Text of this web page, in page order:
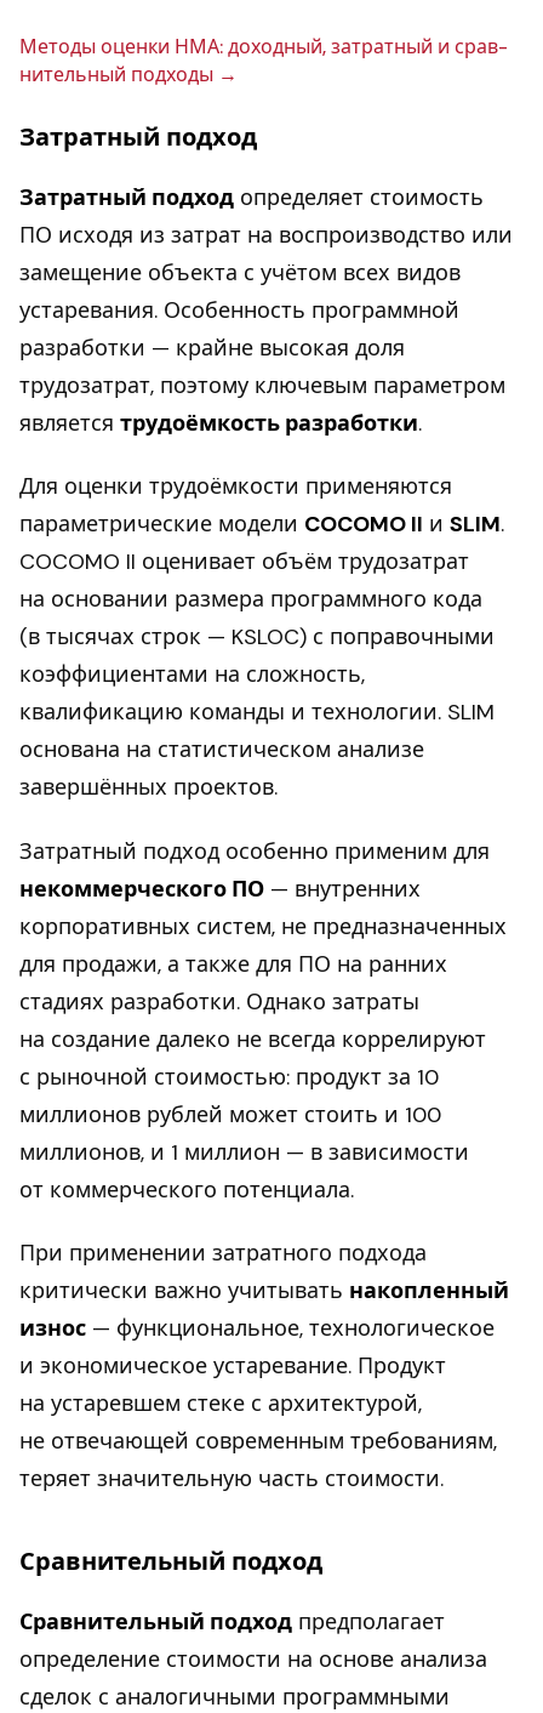
Методы оценки НМА: до­ход­ный, за­трат­ный и срав­
ни­тель­ный подходы
Затратный подход
Затратный подход определяет стоимость
ПО исходя из затрат на воспроизводство или
замещение объекта с учётом всех видов
устаревания. Особенность программной
разработки — крайне высокая доля
трудозатрат, поэтому ключевым параметром
является трудоёмкость разработки.
Для оценки трудоёмкости применяются
параметрические модели COCOMO II и SLIM.
COCOMO II оценивает объём трудозатрат
на основании размера программного кода
(в тысячах строк — KSLOC) с поправочными
коэффициентами на сложность,
квалификацию команды и технологии. SLIM
основана на статистическом анализе
завершённых проектов.
Затратный подход особенно применим для
некоммерческого ПО — внутренних
корпоративных систем, не предназначенных
для продажи, а также для ПО на ранних
стадиях разработки. Однако затраты
на создание далеко не всегда коррелируют
с рыночной стоимостью: продукт за 10
миллионов рублей может стоить и 100
миллионов, и 1 миллион — в зависимости
от коммерческого потенциала.
При применении затратного подхода
критически важно учитывать накопленный
износ — функциональное, технологическое
и экономическое устаревание. Продукт
на устаревшем стеке с архитектурой,
не отвечающей современным требованиям,
теряет значительную часть стоимости.
Сравнительный подход
Сравнительный подход предполагает
определение стоимости на основе анализа
сделок с аналогичными программными